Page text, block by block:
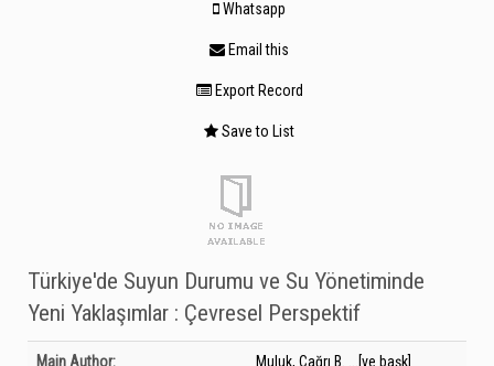
Whatsapp
Email this
Export Record
Save to List
Türkiye'de Suyun Durumu ve Su Yönetiminde
Yeni Yaklaşımlar : Çevresel Perspektif
Bibliographic Details
Main Author: Muluk, Çağrı B. ...[ve başk]